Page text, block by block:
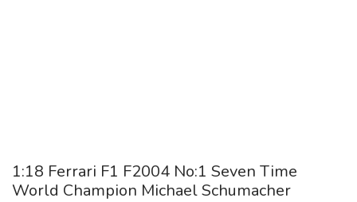
1:18 Ferrari F1 F2004 No:1 Seven Time
World Champion Michael Schumacher